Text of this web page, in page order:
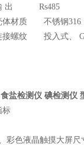
出
Rs485
体材质
不锈钢316
接螺纹
投入式、
食盐检测仪 碘检测仪
标
彩色液晶触摸大屏尺